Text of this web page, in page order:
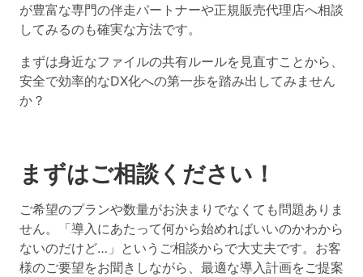
が豊富な専門の伴走パートナーや正規販売代理店へ相談
してみるのも確実な方法です。
まずは身近なファイルの共有ルールを見直すことから、
安全で効率的なDX化への第一歩を踏み出してみません
か？
まずはご相談ください！
ご希望のプランや数量がお決まりでなくても問題ありま
せん。「導入にあたって何から始めればいいのかわから
ないのだけど…」というご相談からで大丈夫です。お客
様のご要望をお聞きしながら、最適な導入計画をご提案